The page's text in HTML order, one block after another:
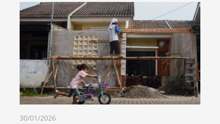
30/01/2026